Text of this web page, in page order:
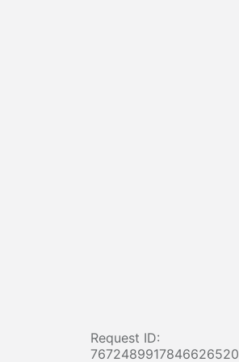
Request ID:
7672489917846626520